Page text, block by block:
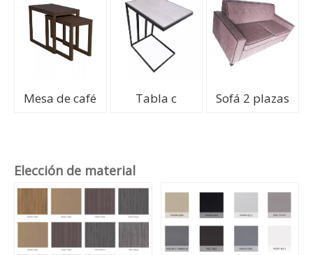
Mesa de café Tabla c Sofá 2 plazas
Elección de material